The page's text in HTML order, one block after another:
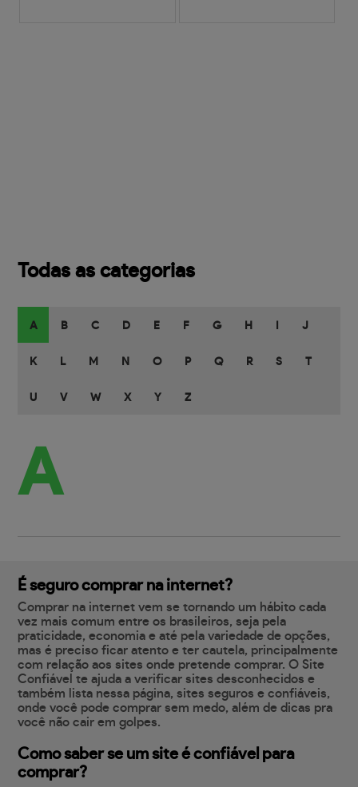
Todas as categorias
A B C D E F G H J
K L M N O P Q R S T
U V W X Y Z
A
É seguro comprar na internet?
Comprar na internet vem se tornando um hábito cada
vez mais comum entre os brasileiros, seja pela
praticidade, economia e até pela variedade de opções,
mas é preciso ficar atento e ter cautela, principalmente
com relação aos sites onde pretende comprar. O Site
Confiável te ajuda a verificar sites desconhecidos e
também lista nessa página, sites seguros e confiáveis,
onde você pode comprar sem medo, além de dicas pra
você não cair em golpes.
Como saber se um site é confiável para
comprar?